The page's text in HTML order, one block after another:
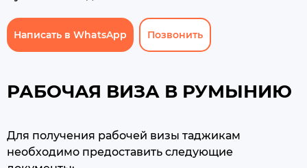
Написать в WhatsApp Позвонить
РАБОЧАЯ ВИЗА В РУМЫНИЮ
Для получения рабочей визы таджикам
необходимо предоставить следующие